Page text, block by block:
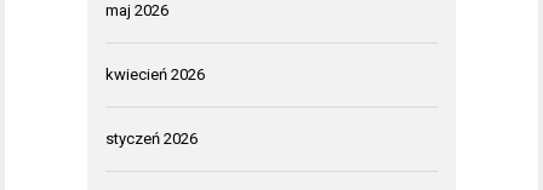
maj 2026
kwiecień 2026
styczeń 2026